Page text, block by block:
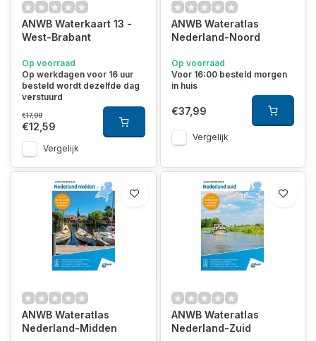
ANWB Waterkaart 13 -
West-Brabant
Op voorraad
Op werkdagen voor 16 uur
besteld wordt dezelfde dag
verstuurd
€17,99
€12,59
Vergelijk
ANWB Wateratlas
Nederland-Noord
Op voorraad
Voor 16:00 besteld morgen
in huis
€37,99
Vergelijk
ANWB Wateratlas
Nederland-Midden
ANWB Wateratlas
Nederland-Zuid